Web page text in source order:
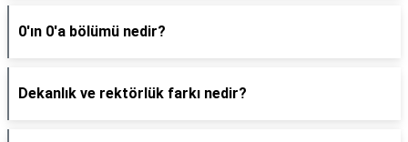
0'ın 0'a bölümü nedir?
Dekanlık ve rektörlük farkı nedir?